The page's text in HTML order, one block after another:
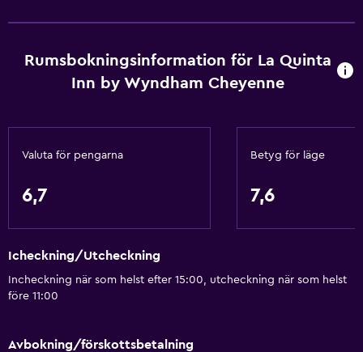
Rumsbokningsinformation för La Quinta
Inn by Wyndham Cheyenne
Valuta för pengarna
6,7
Betyg för läge
7,6
Icheckning/Utcheckning
Incheckning när som helst efter 15:00, utcheckning när som helst
före 11:00
Avbokning/förskottsbetalning